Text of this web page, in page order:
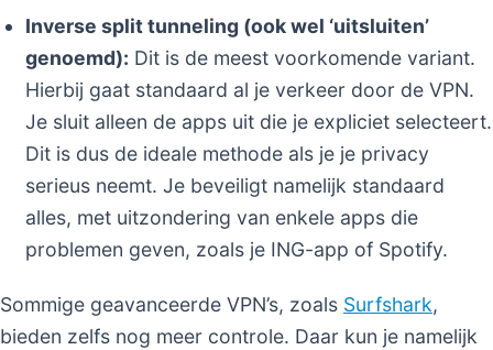
Inverse split tunneling (ook wel ‘uitsluiten’
genoemd): Dit is de meest voorkomende variant.
Hierbij gaat standaard al je verkeer door de VPN.
Je sluit alleen de apps uit die je expliciet selecteert.
Dit is dus de ideale methode als je je privacy
serieus neemt. Je beveiligt namelijk standaard
alles, met uitzondering van enkele apps die
problemen geven, zoals je ING-app of Spotify.
Sommige geavanceerde VPN’s, zoals Surfshark,
bieden zelfs nog meer controle. Daar kun je namelijk